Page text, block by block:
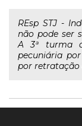
REsp STJ -
não pode ser
A 3ª turma
pecuniária
por retratação